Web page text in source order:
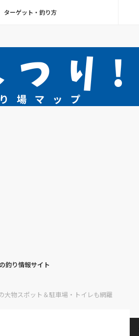
ターゲット・釣り方
釣り情報サイト
大物スポット＆駐車場・トイレも網羅